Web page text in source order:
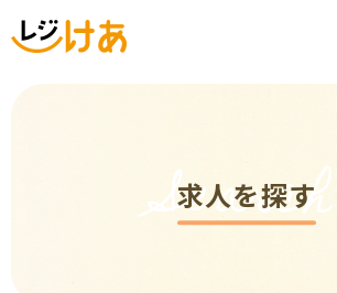
求人を探す
Search